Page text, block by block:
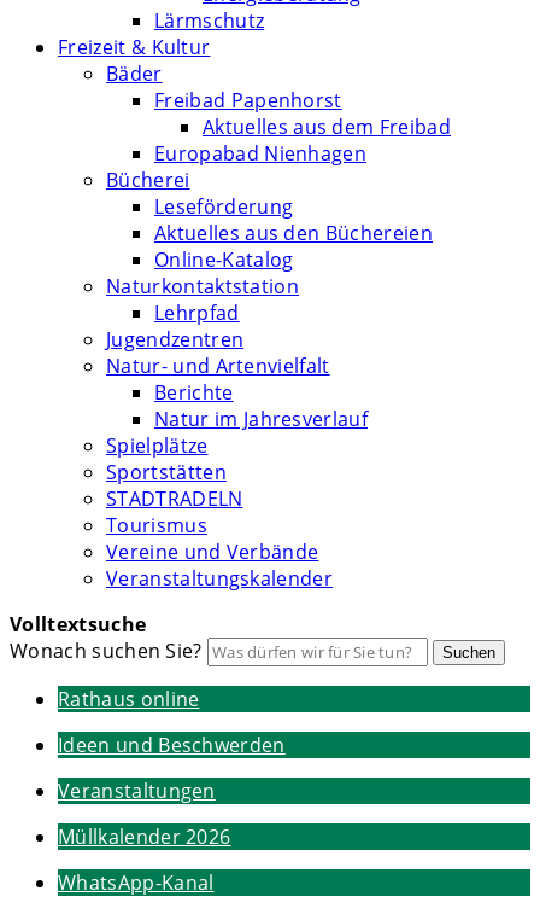
Lärmschutz
Freizeit & Kultur
Bäder
Freibad Papenhorst
Aktuelles aus dem Freibad
Europabad Nienhagen
Bücherei
Leseförderung
Aktuelles aus den Büchereien
Online-Katalog
Naturkontaktstation
Lehrpfad
Jugendzentren
Natur- und Artenvielfalt
Berichte
Natur im Jahresverlauf
Spielplätze
Sportstätten
STADTRADELN
Tourismus
Vereine und Verbände
Veranstaltungskalender
Volltextsuche
Wonach suchen Sie?
Suchen
Rathaus online
Ideen und Beschwerden
Veranstaltungen
Müllkalender 2026
WhatsApp-Kanal